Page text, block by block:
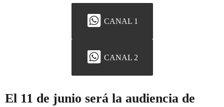
CANAL 1
CANAL 2
El 11 de junio será la audiencia de